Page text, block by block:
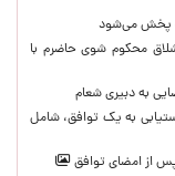
پخش می‌شود
محکوم شوی حاضرم با
به دبیری شعام
به یک توافق، شامل
از امضای توافق